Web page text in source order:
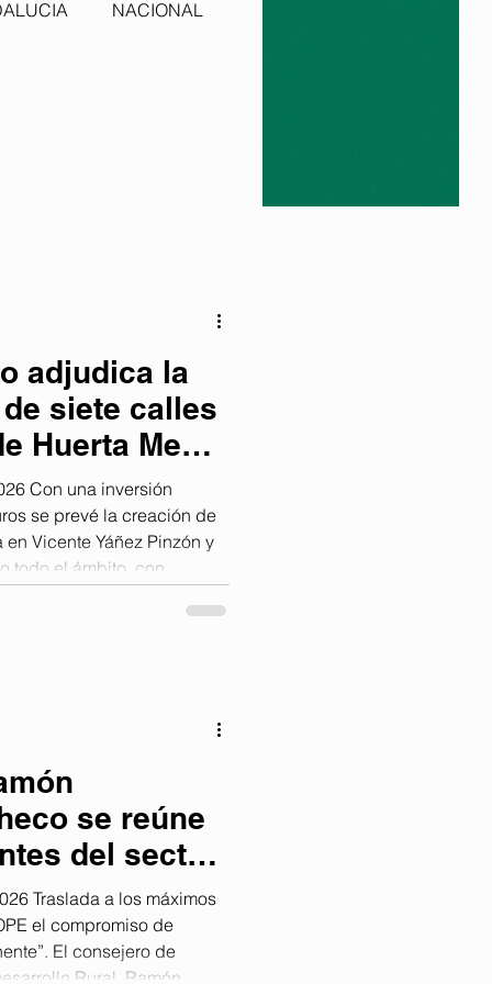
NACIONAL
adjudica la
siete calles
Huerta Mena
obras a la
Con una inversión
se prevé la creación de
Vicente Yáñez Pinzón y
todo el ámbito, con
La Junta de Gobierno
se reúne
del sector
Traslada a los máximos
de
El consejero de
Rural, Ramón